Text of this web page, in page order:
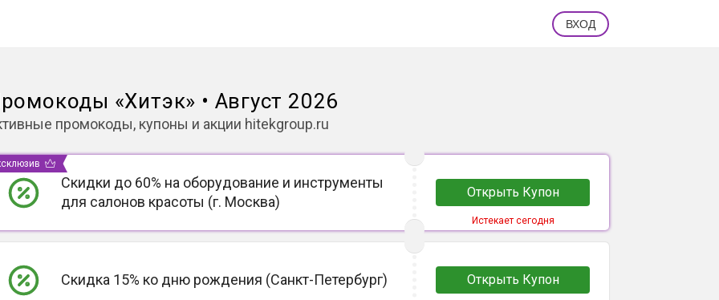
ВХОД
«Хитэк» • Август 2026
промокоды, купоны и акции hitekgroup.ru
Скидки до 60% на оборудование и инструменты
для салонов красоты (г. Москва)
Открыть Купон
Истекает сегодня
Скидка 15% ко дню рождения (Санкт-Петербург) Открыть Купон